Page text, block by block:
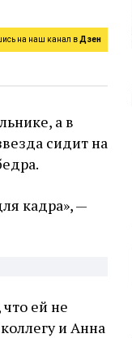
на наш канал вДзен
а в
сидит на
кадра», —
ей не
и Анна